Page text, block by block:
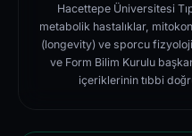
Hacettepe Üniversitesi
metabolik hastalıklar,
(longevity) ve sporcu
ve Form Bilim Kurulu
içeriklerinin tıbbi